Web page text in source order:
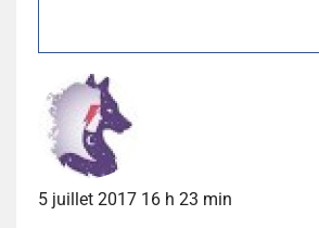
5 juillet 2017 16 h 23 min